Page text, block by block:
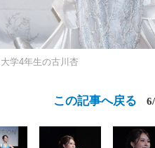
学4年生の古川杏
この記事へ戻る